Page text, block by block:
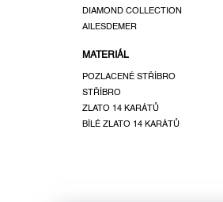
DIAMOND COLLECTION
AILESDEMER
MATERIÁL
POZLACENÉ STŘÍBRO
STŘÍBRO
ZLATO 14 KARÁTŮ
BÍLÉ ZLATO 14 KARÁTŮ